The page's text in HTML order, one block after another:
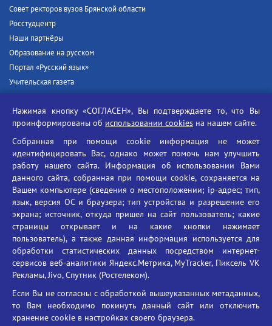
Совет ректоров вузов Брянской области
Росстудцентр
Наши партнёры
Образование на русском
Портал «Русский язык»
Учительская газета
Единый портал государственных услуг
Противодействие угрозам информационной безопасности
Социальные ролики - Генеральная прокуратура РФ
Противодействие коррупции
БГУ против наркотиков
Брянский государственный университет
имени академика И.Г. Петровского
Время работы: пн-пт 09:00-18:00
E-mail: bryanskgu@mail.ru
Телефон: +7(4832)58-90-85
Нажимая кнопку «СОГЛАСЕН», Вы подтверждаете то, что Вы
проинформированы об использовании cookies на нашем сайте.
Собранная при помощи cookie информация не может
идентифицировать Вас, однако может помочь нам улучшить
работу нашего сайта. Информация об использовании Вами
данного сайта, собранная при помощи cookie, сохраняется на
Вашем компьютере (сведения о местоположении; ip-адрес; тип,
язык, версия ОС и браузера; тип устройства и разрешение его
экрана; источник, откуда пришел на сайт пользователь; какие
страницы открывает и на какие кнопки нажимает
пользователь), а также данная информация используется для
обработки статистических данных посредством интернет-
сервисов веб-аналитики Яндекс.Метрика, MyTracker, Пиксель VK
Рекламы, Jivo, Спутник (Ростелеком).
Если Вы не согласны с обработкой вышеуказанных метаданных,
то Вам необходимо покинуть данный сайт или отключить
хранение cookie в настройках своего браузера.